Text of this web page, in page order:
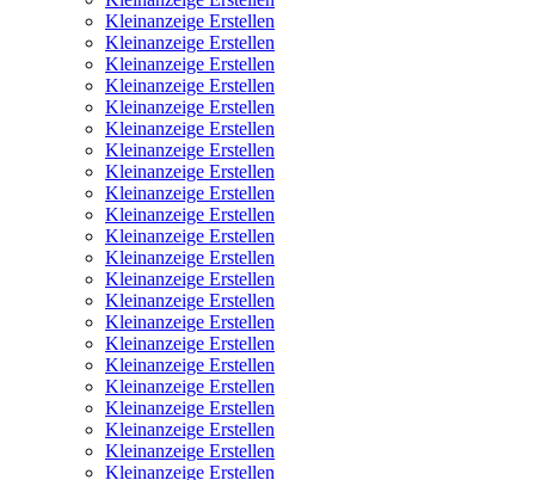
Kleinanzeige Erstellen
Kleinanzeige Erstellen
Kleinanzeige Erstellen
Kleinanzeige Erstellen
Kleinanzeige Erstellen
Kleinanzeige Erstellen
Kleinanzeige Erstellen
Kleinanzeige Erstellen
Kleinanzeige Erstellen
Kleinanzeige Erstellen
Kleinanzeige Erstellen
Kleinanzeige Erstellen
Kleinanzeige Erstellen
Kleinanzeige Erstellen
Kleinanzeige Erstellen
Kleinanzeige Erstellen
Kleinanzeige Erstellen
Kleinanzeige Erstellen
Kleinanzeige Erstellen
Kleinanzeige Erstellen
Kleinanzeige Erstellen
Kleinanzeige Erstellen